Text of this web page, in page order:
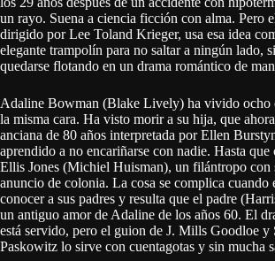
un rayo. Suena a ciencia ficción con alma. Pero
dirigido por Lee Toland Krieger, usa esa idea
elegante trampolín para no saltar a ningún lado,
quedarse flotando en un drama romántico de
Adaline Bowman (Blake Lively) ha vivido ocho
la misma cara. Ha visto morir a su hija, que
anciana de 80 años interpretada por Ellen
aprendido a no encariñarse con nadie. Hasta que
Ellis Jones (Michiel Huisman), un filántropo con
anuncio de colonia. La cosa se complica cuando
conocer a sus padres y resulta que el padre
un antiguo amor de Adaline de los años 60. El
está servido, pero el guion de J. Mills Goodloe y
Paskowitz lo sirve con cuentagotas y sin mucha